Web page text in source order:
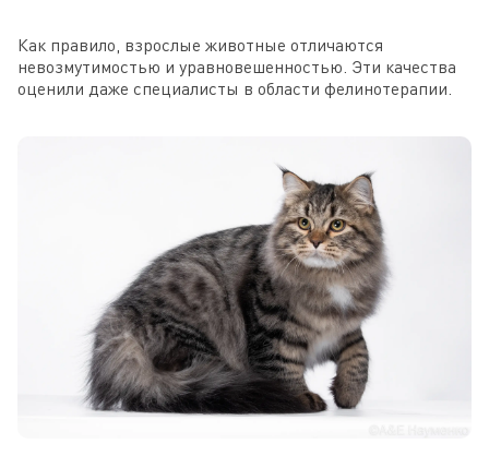
Как правило, взрослые животные отличаются
невозмутимостью и уравновешенностью. Эти качества
оценили даже специалисты в области фелинотерапии.